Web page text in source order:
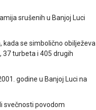
srušenih u Banjoj Luci
kada se simbolično obilježeva
37 turbeta i 405 drugih
godine u Banjoj Luci na
svečnosti povodom